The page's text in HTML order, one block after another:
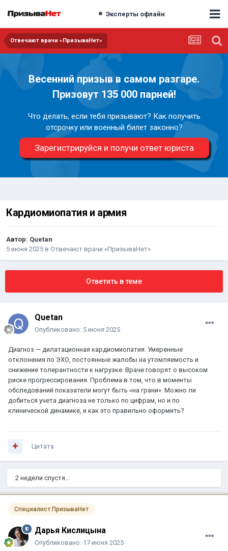
Эксперты офлайн
Отвечают врачи «ПризываНет»
Весенний призыв в самом разгаре.
Призовут 135 000 парней!
Что делать, если тебя призывают? Как получить
отсрочку или военный билет законно?
Зарегистрируйся и получи ответ юриста
Кардиомиопатия и армия
Автор: Quetan
5 июня 2025 в Отвечают врачи «ПризываНет»
Ответить в теме
Quetan
Опубликовано: 5 июня 2025
Диагноз — дилатационная кардиомиопатия. Умеренные
отклонения по ЭХО, постоянные жалобы на утомляемость и
снижение толерантности к нагрузке. Врачи говорят о высоком
риске прогрессирования. Проблема в том, что в моменты
обследований показатели могут быть «на грани». Можно ли
добиться учета диагноза не только по цифрам, но и по
клинической динамике, и как это правильно оформить?
Цитата
2 недели спустя...
Специалист ПризываНет
Дарья Кислицына
Опубликовано: 17 июня 2025